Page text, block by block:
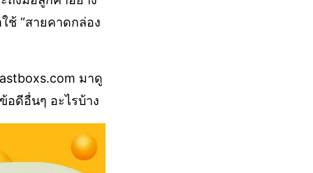
ช้ “สายคาดกล่อง
มาดู
อดีอื่นๆ อะไรบ้าง